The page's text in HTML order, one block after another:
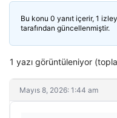
Bu konu 0 yanıt içerir, 1
tarafından güncellenmiştir.
1 yazı görüntüleniyor
Mayıs 8, 2026: 1:44 am